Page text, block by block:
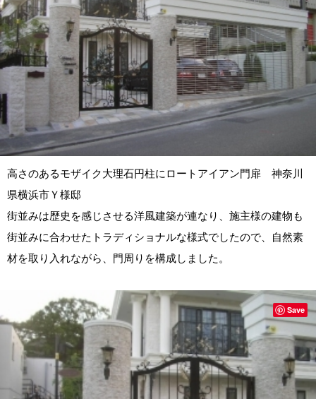
高さのあるモザイク大理石円柱にロートアイアン門扉 神奈川
県横浜市Ｙ様邸
街並みは歴史を感じさせる洋風建築が連なり、施主様の建物も
街並みに合わせたトラディショナルな様式でしたので、自然素
材を取り入れながら、門周りを構成しました。
Save